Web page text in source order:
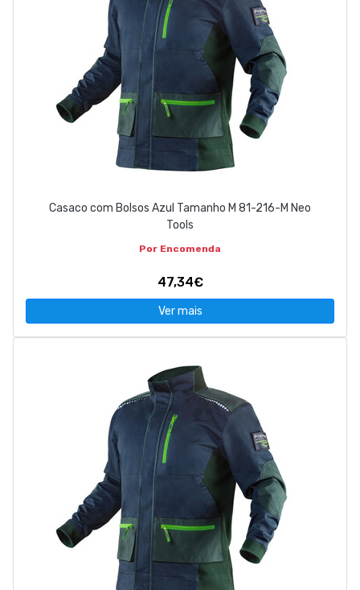
Casaco com Bolsos Azul Tamanho M 81-216-M Neo
Tools
Por Encomenda
47,34€
Ver mais